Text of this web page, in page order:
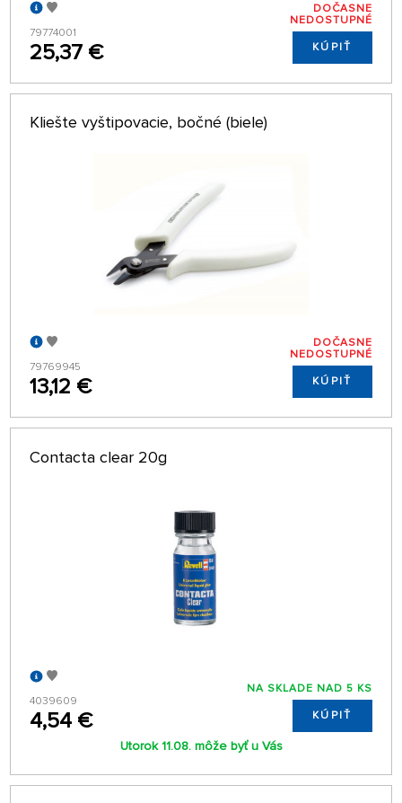
79774001
25,37 €
DOČASNE
NEDOSTUPNÉ
KÚPIŤ
Kliešte vyštipovacie, bočné (biele)
79769945
13,12 €
DOČASNE
NEDOSTUPNÉ
KÚPIŤ
Contacta clear 20g
4039609
4,54 €
NA SKLADE NAD 5 KS
KÚPIŤ
Utorok 11.08. môže byť u Vás